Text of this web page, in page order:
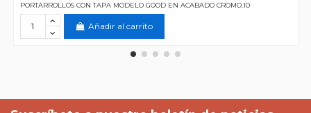
PORTARROLLOS CON TAPA MODELO GOOD EN ACABADO CROMO.10
Añadir al carrito